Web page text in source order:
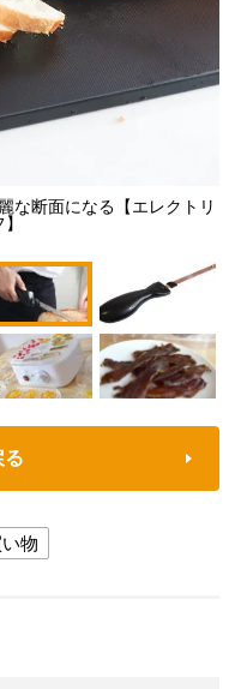
な断面になる【エレクトリ
る
物